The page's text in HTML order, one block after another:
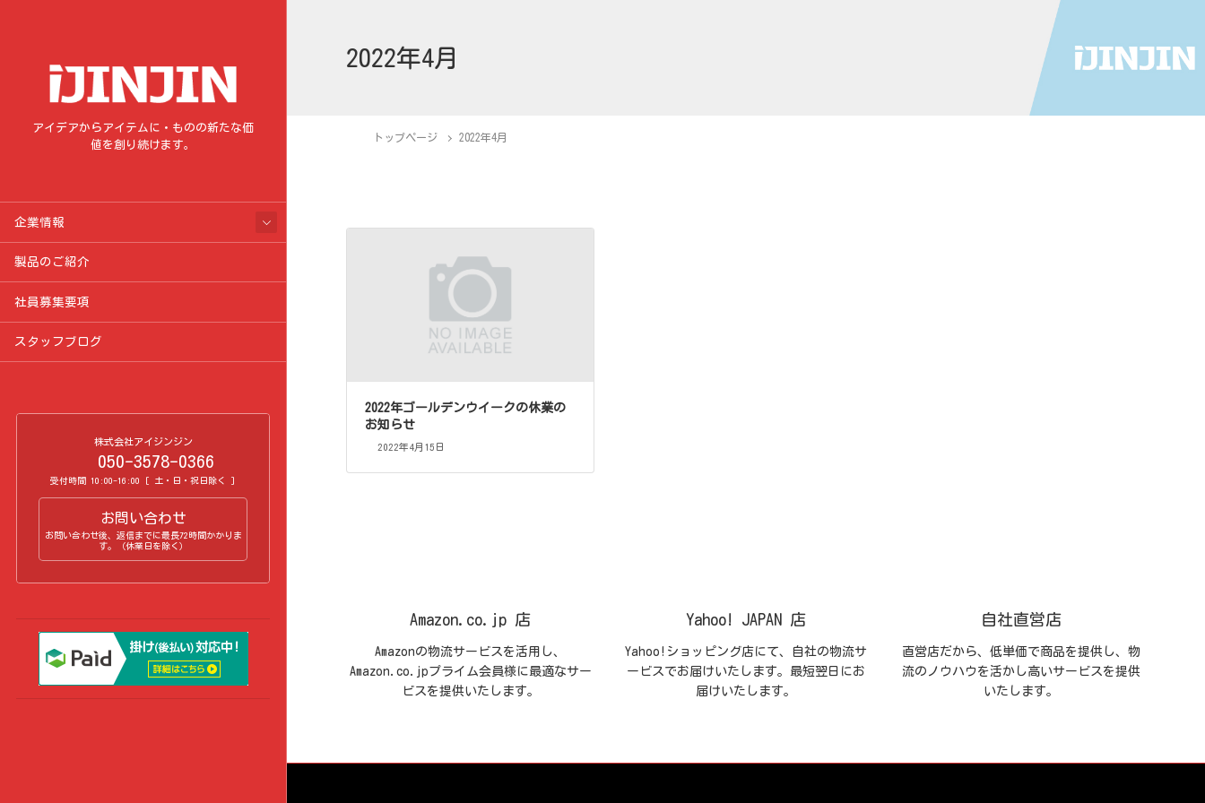
アイデアからアイテムに・ものの新たな価
値を創り続けます。
企業情報
製品のご紹介
社員募集要項
スタッフブログ
株式会社アイジンジン
050-3578-0366
受付時間 10:00-16:00 [ 土・日・祝日除く ]
お問い合わせ
お問い合わせ後、返信までに最長72時間かかりま
す。（休業日を除く）
2022年4月
トップページ 2022年4月
2022年ゴールデンウイークの休業の
お知らせ
2022年4月15日
Amazon.co.jp 店
Amazonの物流サービスを活用し、
Amazon.co.jpプライム会員様に最適なサー
ビスを提供いたします。
Yahoo! JAPAN 店
Yahoo!ショッピング店にて、自社の物流サ
ービスでお届けいたします。最短翌日にお
届けいたします。
自社直営店
直営店だから、低単価で商品を提供し、物
流のノウハウを活かし高いサービスを提供
いたします。